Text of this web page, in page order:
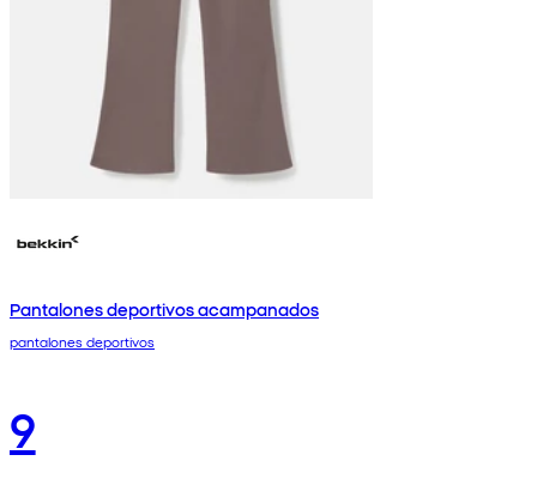
Pantalones deportivos acampanados
pantalones deportivos
9